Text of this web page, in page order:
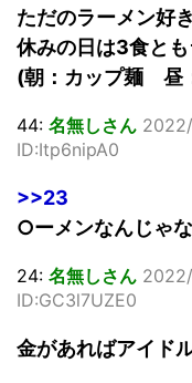
ただのラーメン好
休みの日は3食と
(朝：カップ麺 昼
44: 名無しさん
ID:Itp6nipA0
>>23
○ーメンなんじゃ
24: 名無しさん
ID:GC3l7UZE0
金があればアイド